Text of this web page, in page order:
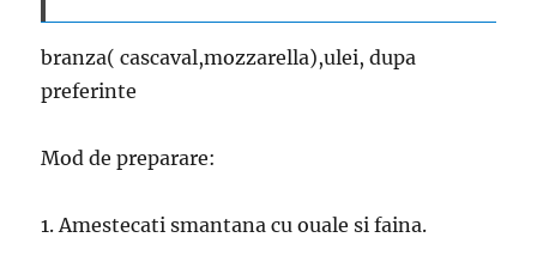
branza( cascaval,mozzarella),ulei, dupa
preferinte
Mod de preparare:
1. Amestecati smantana cu ouale si faina.